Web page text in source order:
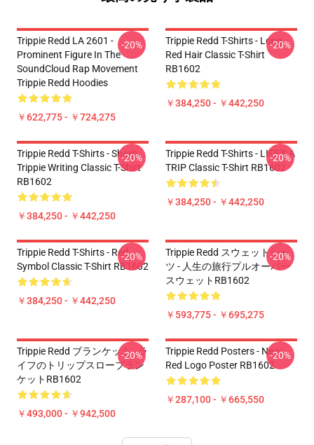
Trippie Redd LA 2601 -
Prominent Figure In The
SoundCloud Rap Movement
Trippie Redd Hoodies
￥622,775 - ￥724,275
-20%
Trippie Redd T-Shirts - Long
Red Hair Classic T-Shirt
RB1602
￥384,250 - ￥442,250
-20%
Trippie Redd T-Shirts - Sharp
Trippie Writing Classic T-Shirt
RB1602
￥384,250 - ￥442,250
-20%
Trippie Redd T-Shirts - LIFE'S A
TRIP Classic T-Shirt RB1602
￥384,250 - ￥442,250
-20%
Trippie Redd T-Shirts - Red
Symbol Classic T-Shirt RB1602
￥384,250 - ￥442,250
-20%
Trippie Redd スウェットシャ
ツ - 人生の旅行プルオーバー
スウェットRB1602
￥593,775 - ￥695,275
-20%
Trippie Redd ブランケット - ラ
イフのトリップスローブラン
ケットRB1602
￥493,000 - ￥942,500
-20%
Trippie Redd Posters - New
Red Logo Poster RB1602
￥287,100 - ￥665,550
-20%